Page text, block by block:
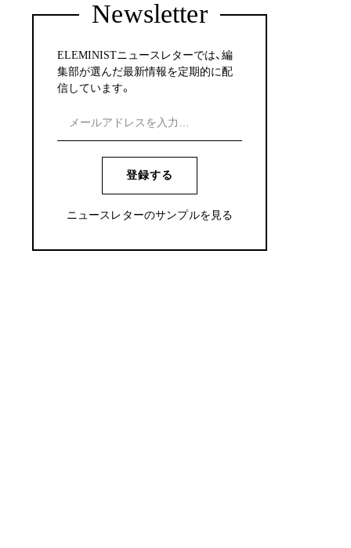
Newsletter
ELEMINISTニュースレターでは、編
集部が選んだ最新情報を定期的に配
信しています。
登録する
ニュースレターのサンプルを見る